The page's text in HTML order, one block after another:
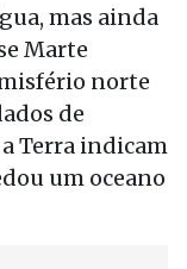
mas ainda
Marte
norte
de
Terra indicam
um oceano